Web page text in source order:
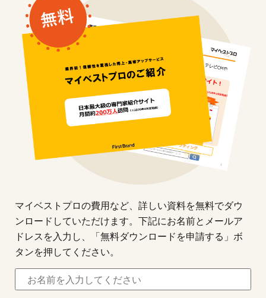
マイベストプロの費用など、詳しい資料を無料でダウ
ンロードしていただけます。下記にお名前とメールア
ドレスを入力し、「無料ダウンロードを申請する」ボ
タンを押してください。